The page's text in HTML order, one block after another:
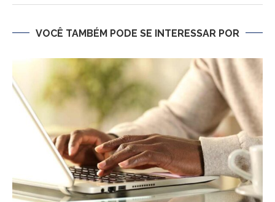
VOCÊ TAMBÉM PODE SE INTERESSAR POR